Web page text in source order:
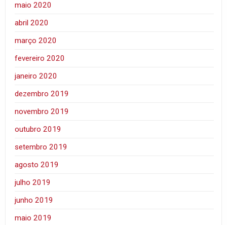
maio 2020
abril 2020
março 2020
fevereiro 2020
janeiro 2020
dezembro 2019
novembro 2019
outubro 2019
setembro 2019
agosto 2019
julho 2019
junho 2019
maio 2019